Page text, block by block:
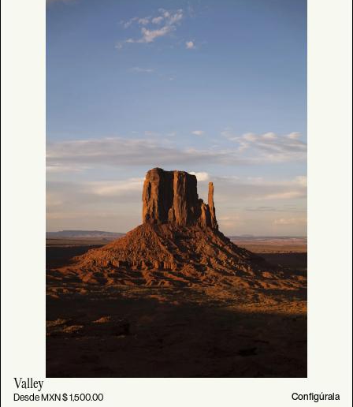
Valley
Desde MXN $ 1,500.00 Configúrala